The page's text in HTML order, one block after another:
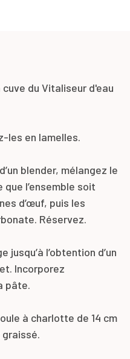
du Vitaliseur d'eau
les en lamelles.
blender, mélangez le
que l’ensemble soit
d’œuf, puis les
Réservez.
jusqu’à l’obtention d’un
Incorporez
pâte.
à charlotte de 14 cm